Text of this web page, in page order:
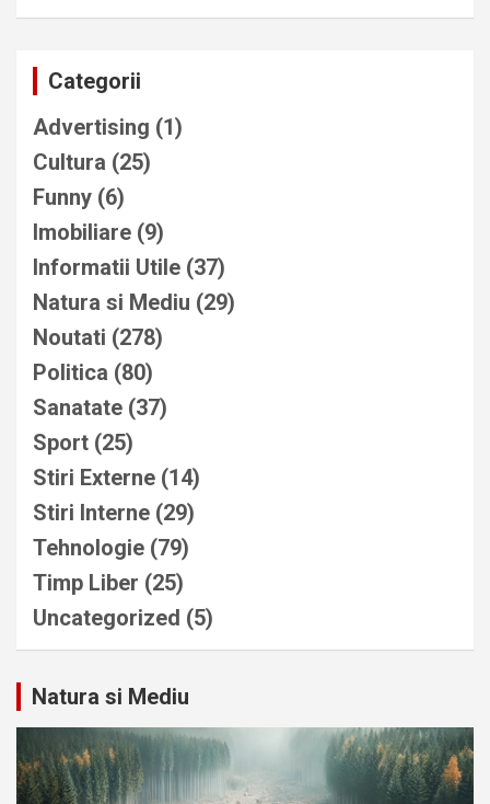
Categorii
Advertising (1)
Cultura (25)
Funny (6)
Imobiliare (9)
Informatii Utile (37)
Natura si Mediu (29)
Noutati (278)
Politica (80)
Sanatate (37)
Sport (25)
Stiri Externe (14)
Stiri Interne (29)
Tehnologie (79)
Timp Liber (25)
Uncategorized (5)
Natura si Mediu